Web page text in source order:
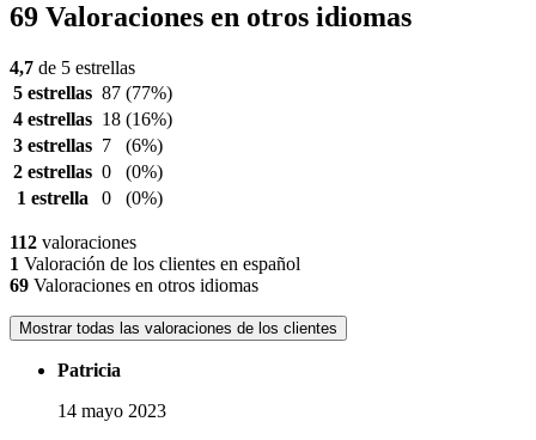
69 Valoraciones en otros idiomas
4,7 de 5 estrellas
5 estrellas 87 (77%)
4 estrellas 18 (16%)
3 estrellas 7
(6%)
2 estrellas 0
(0%)
1 estrella
0 (0%)
112 valoraciones
1 Valoración de los clientes en español
69 Valoraciones en otros idiomas
Mostrar todas las valoraciones de los clientes
Patricia
14 mayo 2023